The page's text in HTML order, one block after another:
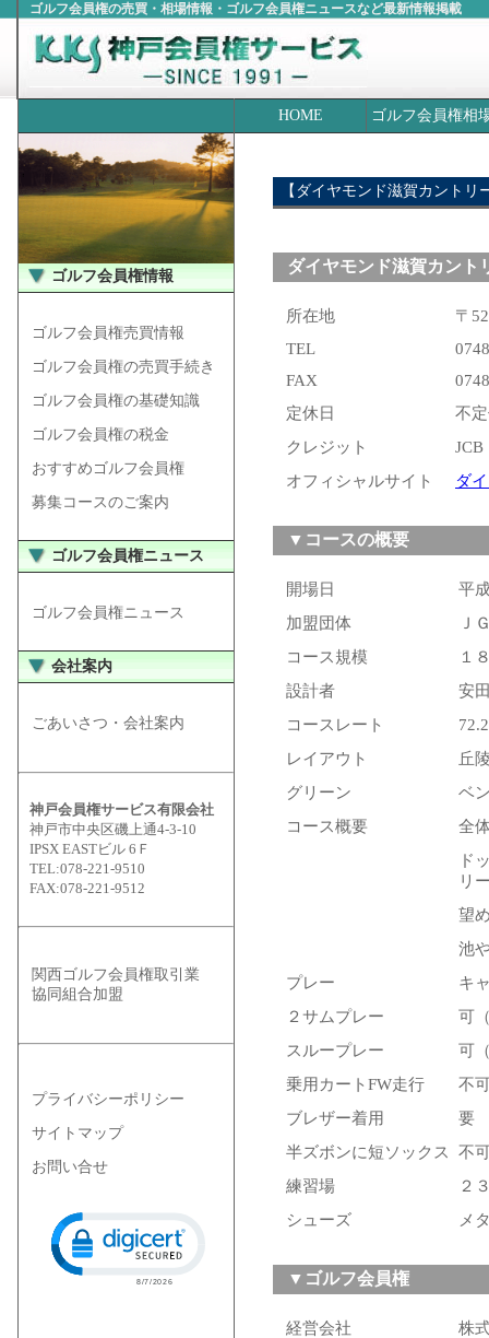
ゴルフ会員権の売買・相場情報・ゴルフ会員権ニュースなど最新情報掲載
ゴルフ会員権情報
ゴルフ会員権売買情報
ゴルフ会員権の売買手続き
ゴルフ会員権の基礎知識
ゴルフ会員権の税金
おすすめゴルフ会員権
募集コースのご案内
ゴルフ会員権ニュース
ゴルフ会員権ニュース
会社案内
ごあいさつ・会社案内
神戸会員権サービス有限会社
神戸市中央区磯上通4-3-10
IPSX EASTビル 6Ｆ
TEL:078-221-9510
FAX:078-221-9512
関西ゴルフ会員権取引業
協同組合加盟
プライバシーポリシー
サイトマップ
お問い合せ
Click to open certificate verification popup
HOME ゴルフ会員権相
【ダイヤモンド滋賀カント
ダイヤモンド滋賀カント
所在地
〒
TEL
FAX
定休日
不
クレジット
オフィシャルサイト
ダ
▼コースの概要
開場日
平
加盟団体
Ｊ
コース規模
１
設計者
安
コースレート
72.2
レイアウト
丘
グリーン
ベ
コース概要
全
ド
リ
望
池
プレー
キ
２サムプレー
可
スループレー
可
乗用カートFW走行
不
ブレザー着用
要
半ズボンに短ソックス
不
練習場
２
シューズ
メ
▼ゴルフ会員権
経営会社
株